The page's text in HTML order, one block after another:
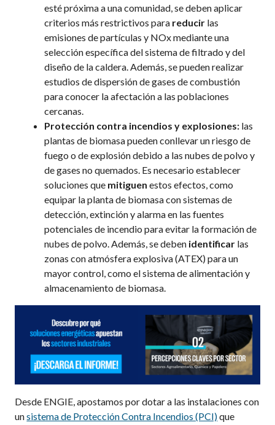
esté próxima a una comunidad, se deben aplicar
criterios más restrictivos para reducir las
emisiones de partículas y NOxmediante una
selección específica del sistema de filtrado y del
diseño de la caldera. Además, se pueden realizar
estudios de dispersión de gases de combustión
para conocer la afectación a las poblaciones
cercanas.
Protección contra incendios y explosiones: las
plantas de biomasapueden conllevar un riesgode
fuego o de explosión debido a las nubes de polvo y
de gases no quemados. Es necesario establecer
soluciones que mitiguen estos efectos, como
equipar la planta de biomasa con sistemas de
detección, extinción y alarma en las fuentes
potenciales de incendio para evitar la formación de
nubes de polvo. Además, se deben identificar las
zonascon atmósfera explosiva (ATEX)para un
mayor control, como elsistema de alimentación y
almacenamiento de biomasa.
Desde ENGIE,apostamos por dotar a las instalaciones con
unsistema de Protección Contra Incendios (PCI)que